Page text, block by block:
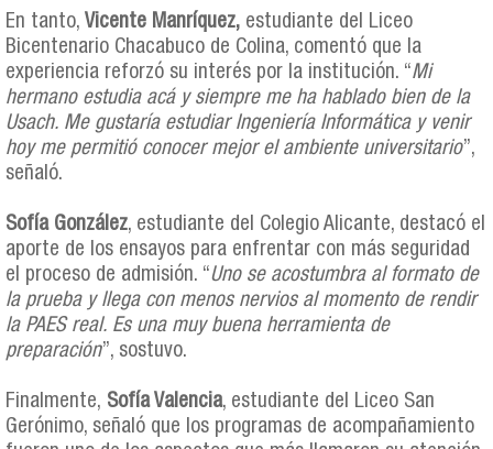
En tanto, Vicente Manríquez, estudiante del Liceo
Bicentenario Chacabuco de Colina, comentó que la
experiencia reforzó su interés por la institución. “Mi
hermano estudia acá y siempre me ha hablado bien de la
Usach. Me gustaría estudiar Ingeniería Informática y venir
hoy me permitió conocer mejor el ambiente universitario”,
señaló.
Sofía González, estudiante del Colegio Alicante, destacó el
aporte de los ensayos para enfrentar con más seguridad
el proceso de admisión. “Uno se acostumbra al formato de
la prueba y llega con menos nervios al momento de rendir
la PAES real. Es una muy buena herramienta de
preparación”, sostuvo.
Finalmente, Sofía Valencia, estudiante del Liceo San
Gerónimo, señaló que los programas de acompañamiento